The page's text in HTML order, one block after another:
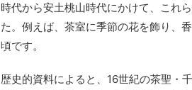
時代から安土桃山時代にかけて、これ
た。例えば、茶室に季節の花を飾り、
頃です。
歴史的資料によると、16世紀の茶聖・